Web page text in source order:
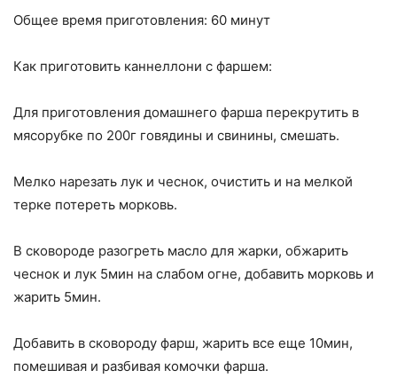
Общее время приготовления: 60 минут
Как приготовить каннеллони с фаршем:
Для приготовления домашнего фарша перекрутить в
мясорубке по 200г говядины и свинины, смешать.
Мелко нарезать лук и чеснок, очистить и на мелкой
терке потереть морковь.
В сковороде разогреть масло для жарки, обжарить
чеснок и лук 5мин на слабом огне, добавить морковь и
жарить 5мин.
Добавить в сковороду фарш, жарить все еще 10мин,
помешивая и разбивая комочки фарша.